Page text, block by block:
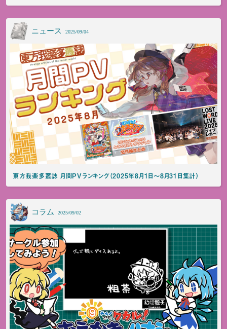
ニュース 2025/09/04
東方我楽多叢誌 月間PVランキング（2025年8月1日～8月31日集計）
コラム 2025/09/02